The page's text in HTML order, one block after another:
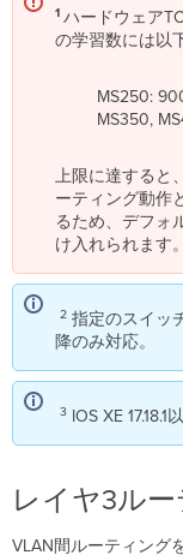
の
無
化
レ
ヤ
3
イ
ン
タ
ー
ェ
イ
ス
の
イ
1 ハードウェア
の学習数には以
MS250:
MS350,
上限に達すると
ーティング動作
るため、デフォ
け入れられます。
2 指定のスイッ
降のみ対応。
3 IOS XE 17.18.1
レイヤ3ル
VLAN間ルーティング